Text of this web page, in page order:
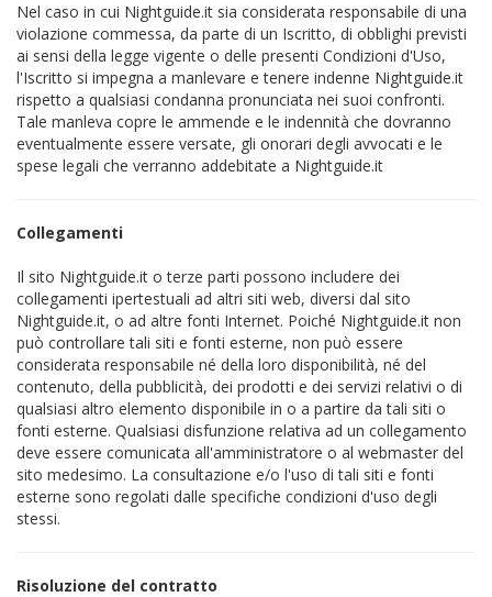
Nel caso in cui Nightguide.it sia considerata responsabile di una
violazione commessa, da parte di un Iscritto, di obblighi previsti
ai sensi della legge vigente o delle presenti Condizioni d'Uso,
l'Iscritto si impegna a manlevare e tenere indenne Nightguide.it
rispetto a qualsiasi condanna pronunciata nei suoi confronti.
Tale manleva copre le ammende e le indennità che dovranno
eventualmente essere versate, gli onorari degli avvocati e le
spese legali che verranno addebitate a Nightguide.it
Collegamenti
Il sito Nightguide.it o terze parti possono includere dei
collegamenti ipertestuali ad altri siti web, diversi dal sito
Nightguide.it, o ad altre fonti Internet. Poiché Nightguide.it non
può controllare tali siti e fonti esterne, non può essere
considerata responsabile né della loro disponibilità, né del
contenuto, della pubblicità, dei prodotti e dei servizi relativi o di
qualsiasi altro elemento disponibile in o a partire da tali siti o
fonti esterne. Qualsiasi disfunzione relativa ad un collegamento
deve essere comunicata all'amministratore o al webmaster del
sito medesimo. La consultazione e/o l'uso di tali siti e fonti
esterne sono regolati dalle specifiche condizioni d'uso degli
stessi.
Risoluzione del contratto